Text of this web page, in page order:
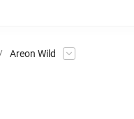
/ Areon Wild